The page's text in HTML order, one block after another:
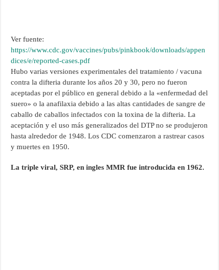
Ver fuente:
https://www.cdc.gov/vaccines/pubs/pinkbook/downloads/appen
dices/e/reported-cases.pdf
Hubo varias versiones experimentales del tratamiento / vacuna
contra la difteria durante los años 20 y 30, pero no fueron
aceptadas por el público en general debido a la «enfermedad del
suero» o la anafilaxia debido a las altas cantidades de sangre de
caballo de caballos infectados con la toxina de la difteria. La
aceptación y el uso más generalizados del DTP no se produjeron
hasta alrededor de 1948. Los CDC comenzaron a rastrear casos
y muertes en 1950.
La triple viral, SRP, en ingles MMR fue introducida en 1962.